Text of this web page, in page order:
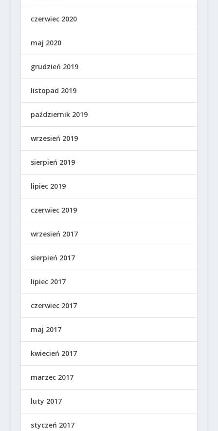
czerwiec 2020
maj 2020
grudzień 2019
listopad 2019
październik 2019
wrzesień 2019
sierpień 2019
lipiec 2019
czerwiec 2019
wrzesień 2017
sierpień 2017
lipiec 2017
czerwiec 2017
maj 2017
kwiecień 2017
marzec 2017
luty 2017
styczeń 2017